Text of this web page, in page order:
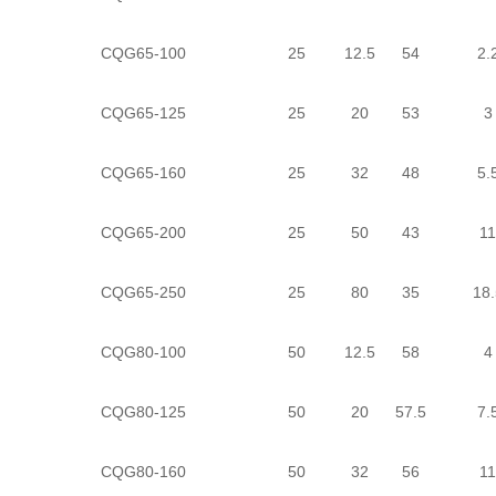
CQG65-100 25 12.5 54
CQG65-125 25 20 53 3
CQG65-160 25 32 48
CQG65-200 25 50 43 11
CQG65-250 25 80 35
CQG80-100 50 12.5 58 4
CQG80-125 50 20 57.5
CQG80-160 50 32 56 11